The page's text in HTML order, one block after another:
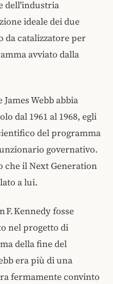
dell'industria
ideale dei due
da catalizzatore per
avviato dalla
Webb abbia
dal 1961 al 1968, egli
del programma
governativo.
che il Next Generation
a lui.
F. Kennedy fosse
nel progetto di
della fine del
era più di una
fermamente convinto